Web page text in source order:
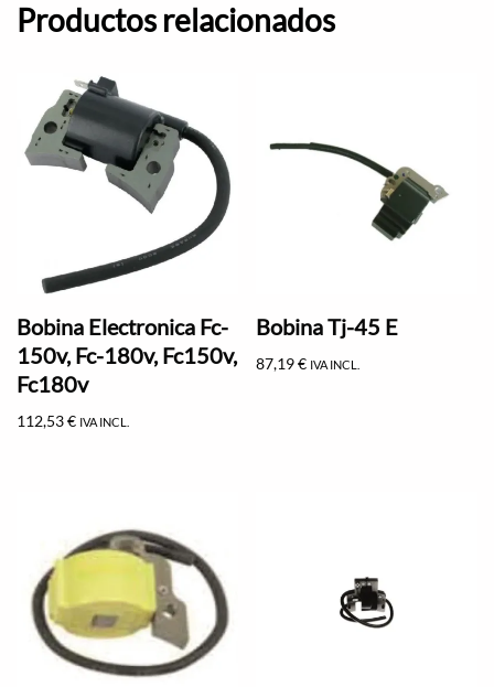
Productos relacionados
Bobina Electronica Fc-
150v, Fc-180v, Fc150v,
Fc180v
112,53€ IVA INCL.
Bobina Tj-45 E
87,19€ IVA INCL.